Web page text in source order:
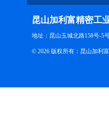
昆山加利富精密工
地址：昆山玉城北路158号-5
© 2026 版权所有：昆山加利